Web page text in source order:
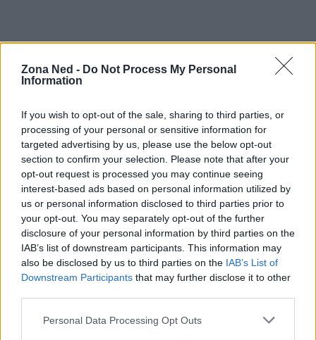
Zona Ned - Do Not Process My Personal
Information
If you wish to opt-out of the sale, sharing to third parties, or
processing of your personal or sensitive information for
targeted advertising by us, please use the below opt-out
section to confirm your selection. Please note that after your
opt-out request is processed you may continue seeing
interest-based ads based on personal information utilized by
us or personal information disclosed to third parties prior to
your opt-out. You may separately opt-out of the further
disclosure of your personal information by third parties on the
IAB’s list of downstream participants. This information may
also be disclosed by us to third parties on the IAB’s List of
Downstream Participants that may further disclose it to other
Please note that this website/app uses one or more Google
Personal Data Processing Opt Outs
è un fenomeno culturale in continua evoluzione.
prepariamo a un nuovo capitolo di avventure
culinarie che promettono di intrattenere e ispirare. I
fan possono già iniziare a prepararsi per nuovi
episodi che, ne siamo certi, non mancheranno di
sorprendere e coinvolgere. Sei pronto a scoprire
cosa ci riserverà il futuro?
AUTORE
Staff